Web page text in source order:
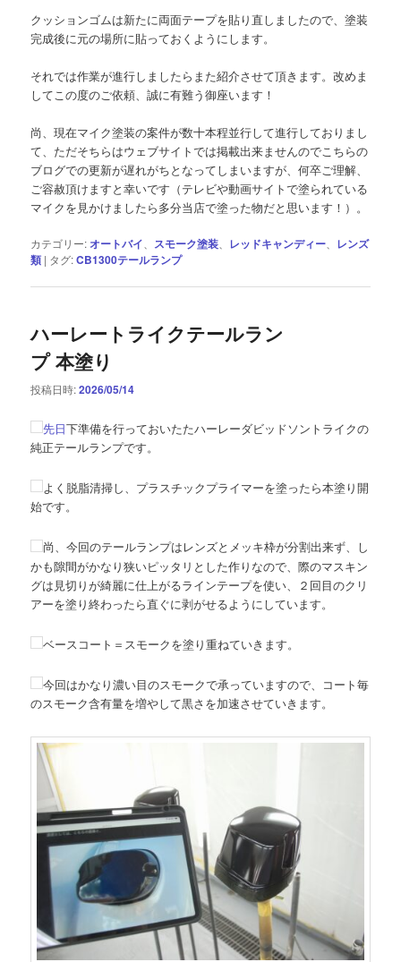
クッションゴムは新たに両面テープを貼り直しましたので、塗装
完成後に元の場所に貼っておくようにします。
それでは作業が進行しましたらまた紹介させて頂きます。改めま
してこの度のご依頼、誠に有難う御座います！
尚、現在マイク塗装の案件が数十本程並行して進行しておりまし
て、ただそちらはウェブサイトでは掲載出来ませんのでこちらの
ブログでの更新が遅れがちとなってしまいますが、何卒ご理解、
ご容赦頂けますと幸いです（テレビや動画サイトで塗られている
マイクを見かけましたら多分当店で塗った物だと思います！）。
カテゴリー: オートバイ スモーク塗装 レッドキャンディー
レンズ
類 | タグ:CB1300テールランプ
ハーレートライクテールラン
プ 本塗り
投稿日時:2026/05/14
先日下準備を行っておいたたハーレーダビッドソントライクの
純正テールランプです。
よく脱脂清掃し、プラスチックプライマーを塗ったら本塗り開
始です。
尚、今回のテールランプはレンズとメッキ枠が分割出来ず、し
かも隙間がかなり狭いピッタリとした作りなので、際のマスキン
グは見切りが綺麗に仕上がるラインテープを使い、２回目のクリ
アーを塗り終わったら直ぐに剥がせるようにしています。
ベースコート＝スモークを塗り重ねていきます。
今回はかなり濃い目のスモークで承っていますので、コート毎
のスモーク含有量を増やして黒さを加速させていきます。